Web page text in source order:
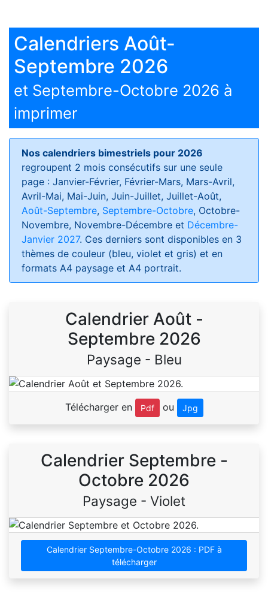
Calendriers Août-
Septembre 2026
et Septembre-Octobre 2026 à
imprimer
Nos calendriers bimestriels pour 2026
regroupent 2 mois consécutifs sur une seule
page : Janvier-Février, Février-Mars, Mars-Avril,
Avril-Mai, Mai-Juin, Juin-Juillet, Juillet-Août,
Août-Septembre, Septembre-Octobre, Octobre-
Novembre, Novembre-Décembre et Décembre-
Janvier 2027. Ces derniers sont disponibles en 3
thèmes de couleur (bleu, violet et gris) et en
formats A4 paysage et A4 portrait.
Calendrier Août -
Septembre 2026
Paysage - Bleu
Télécharger en Pdf ou Jpg
Calendrier Septembre -
Octobre 2026
Paysage - Violet
Calendrier Septembre-Octobre 2026 : PDF à
télécharger